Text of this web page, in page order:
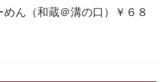
めん（和蔵＠溝の口）￥６８